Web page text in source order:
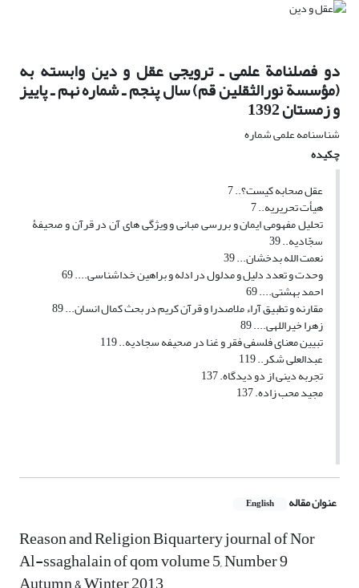
دو فصلنامة علمی ـ ترویجی عقل و دین وابسته به
(مؤسسة نورالثقلین قم) سال پنجم ـ شماره نهم ـ پاییز
و زمستان 1392
شناسنامه علمی شماره
چکیده
عقل صحابه کیست؟.. 7
هیأت تحریریه.. 7
تحلیل مفهومی ایمان و بررسی مبانی و ویژگی های آن در قرآن و صحیفۀ
سجّادیه.. 39
نعمت الله بدخشان... 39
وحدت و تعدد دلیل و مدلول در ادله و براهین خداشناسی.... 69
احمد بهشتی.... 69
مقارنه و تطبیق آراء ملاصدرا و قرآن کریم در بحث کمال انسان... 89
زهرا خیراللهی.... 89
تبیین معنای فلسفی فقر و غنا در صحیفه سجادیه.. 119
عبدالعلی شکر.. 119
تجربه دینی از دو دیدگاه. 137
مجید محب زاده. 137
عنوان مقاله English
Reason and Religion Biquartery journal of Nor
Al-ssaghalain of qom volume 5, Number 9